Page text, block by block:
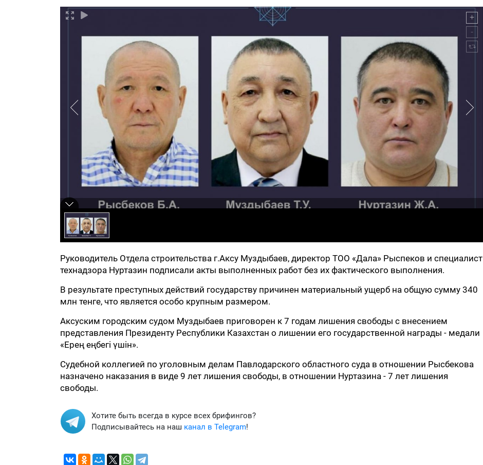
Руководитель Отдела строительства г.Аксу Муздыбаев, директор ТОО «Дала» Рыспеков и специалист
технадзора Нуртазин подписали акты выполненных работ без их фактического выполнения.
В результате преступных действий государству причинен материальный ущерб на общую сумму 340
млн тенге, что является особо крупным размером.
Аксуским городским судом Муздыбаев приговорен к 7 годам лишения свободы с внесением
представления Президенту Республики Казахстан о лишении его государственной награды - медали
«Ерең еңбегі үшін».
Судебной коллегией по уголовным делам Павлодарского областного суда в отношении Рысбекова
назначено наказания в виде 9 лет лишения свободы, в отношении Нуртазина - 7 лет лишения
свободы.
Хотите быть всегда в курсе всех брифингов?
Подписывайтесь на наш канал в Telegram!